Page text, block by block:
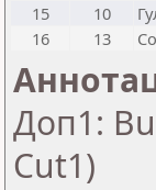
15
10
16
13
Доп1:
Cut1)